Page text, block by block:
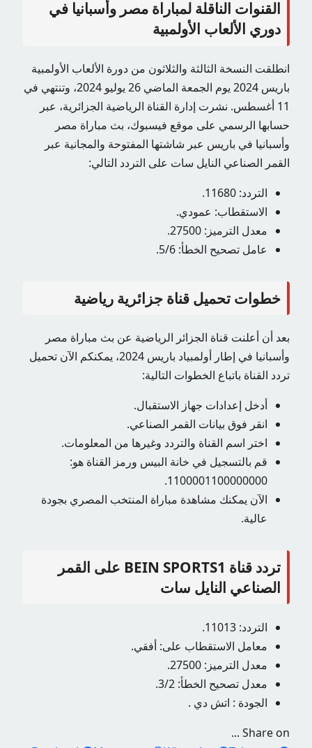
القنوات الناقلة لمباراة مصر وأسبانيا في
دوري الألعاب الأولمبية
انطلقت النسخة الثالثة والثلاثون من دورة الألعاب الأولمبية
باريس 2024 يوم الجمعة الماضي 26 يوليو 2024، وتنتهي في
11 أغسطس. نشرت إدارة القناة الرياضية الجزائرية، عبر
حسابها الرسمي على موقع فيسبوك، بث مباراة مصر
وأسبانيا في باريس عبر شاشتها المفتوحة والمجانية عبر
القمر الصناعي النايل سات على التردد التالي:
التردد: 11680.
الاستقطاب: عمودي.
معدل الترميز: 27500.
عامل تصحيح الخطأ: 5/6.
خطوات تحميل قناة جزائرية رياضية
بعد أن أعلنت قناة الجزائر الرياضية عن بث مباراة مصر
وأسبانيا في إطار أولمبياد باريس 2024، يمكنكم الآن تحميل
تردد القناة باتباع الخطوات التالية:
أدخل إعدادات جهاز الاستقبال.
انقر فوق بيانات القمر الصناعي.
اختر اسم القناة والتردد وغيرها من المعلومات.
قم بالتسجيل في خانة البيس ورمز القناة هو:
1100001100000000.
الآن يمكنك مشاهدة مباراة المنتخب المصري بجودة
عالية.
تردد قناة BEIN SPORTS1 على القمر
الصناعي النايل سات
التردد: 11013.
معامل الاستقطاب على: أفقي.
معدل الترميز: 27500.
معدل تصحيح الخطأ: 3/2.
الجودة : اتش دي .
Share on ...